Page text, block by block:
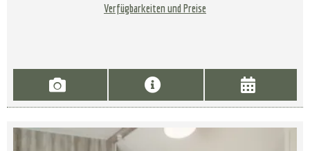
Verfügbarkeiten und Preise